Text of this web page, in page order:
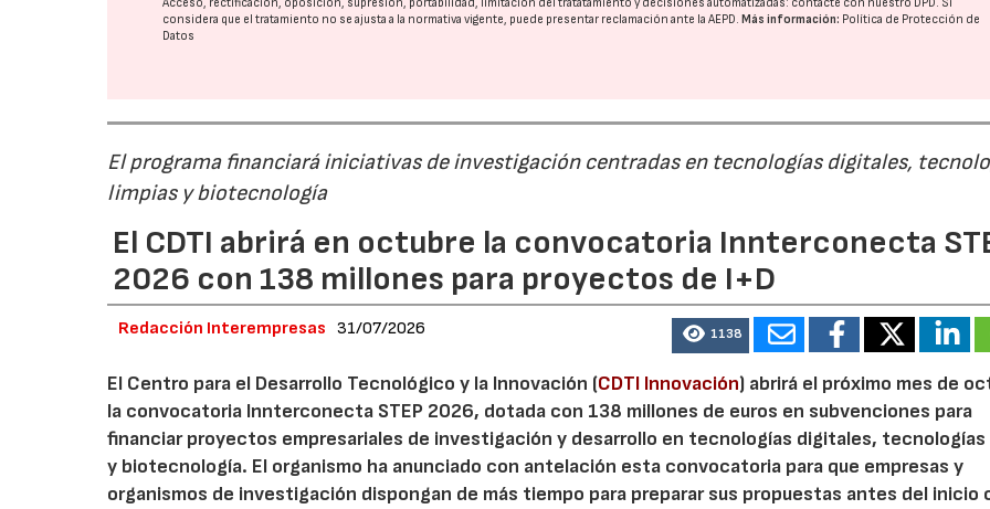
considera que el tratamiento no se ajusta a la normativa vigente, puede presentar reclamación ante laAEPD.Más información: Política de Protección de
Datos
El programa financiará iniciativas de investigación centradas en tecnologías digitales,
limpias y biotecnología
El CDTI abrirá en octubre la convocatoria Innterconecta
2026 con 138 millones para proyectos de I+D
Redacción Interempresas 31/07/2026 1138
El Centro para el Desarrollo Tecnológico y la Innovación (CDTI Innovación) abrirá el próximo mes de
la convocatoria Innterconecta STEP 2026, dotada con 138 millones de euros en subvenciones para
financiar proyectos empresariales de investigación y desarrollo en tecnologías digitales, tecnologías
y biotecnología. El organismo ha anunciado con antelación esta convocatoria para que empresas y
organismos de investigación dispongan de más tiempo para preparar sus propuestas antes del inicio